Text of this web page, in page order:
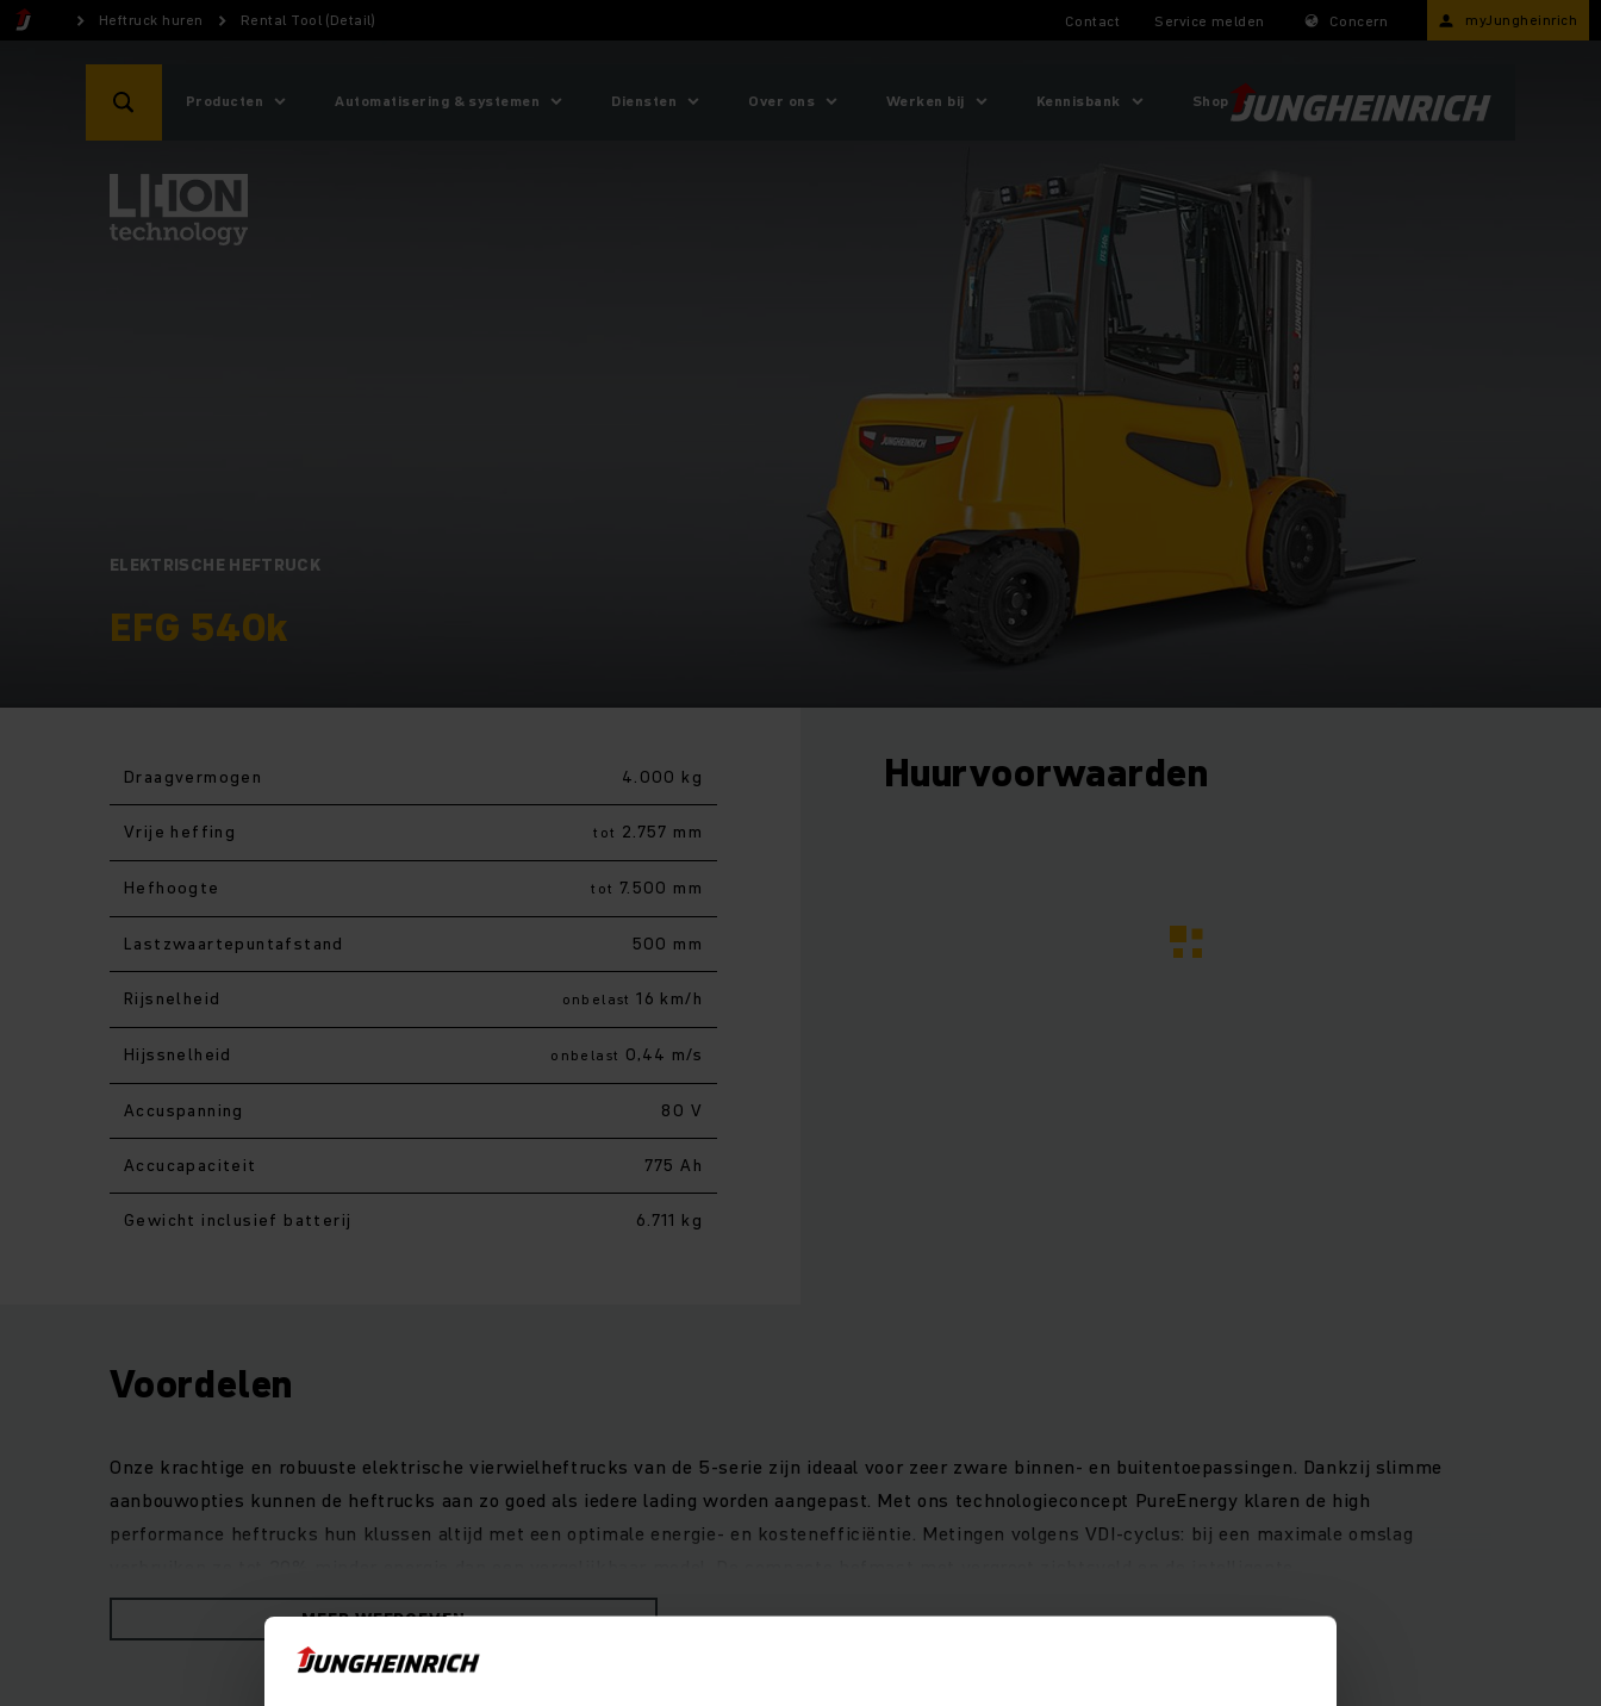
Heftruck huren Rental Tool (Detail) Contact Service melden Concern myJungheinrich
Producten Automatisering & systemen Diensten Over ons Werken bij Kennisbank Shop
ELEKTRISCHE HEFTRUCK
EFG 540k
Draagvermogen 4.000 kg
Vrije heffing tot 2.757 mm
Hefhoogte tot 7.500 mm
Lastzwaartepuntafstand 500 mm
Rijsnelheid onbelast 16 km/h
Hijssnelheid onbelast 0,44 m/s
Accuspanning 80 V
Accucapaciteit 775 Ah
Gewicht inclusief batterij 6.711 kg
Huurvoorwaarden
Voordelen
Onze krachtige en robuuste elektrische vierwielheftrucks van de 5-serie zijn ideaal voor zeer zware binnen- en buitentoepassingen. Dankzij slimme
aanbouwopties kunnen de heftrucks aan zo goed als iedere lading worden aangepast. Met ons technologieconcept PureEnergy klaren de high
performance heftrucks hun klussen altijd met een optimale energie- en kostenefficiëntie. Metingen volgens VDI-cyclus: bij een maximale omslag
bedieningselementen, die zich individueel aan ieder bestuurders- en toepassingsprofiel aanpassen, maken het bij iedere rit mogelijk de volle performance
te benutten. Diverse assistentiesystemen en opties staan garant voor veilig en efficiënt werken – ook onder extreme omstandigheden. De ergonomisch
geperfectioneerde EFG’s van de 5-serie zijn ware krachtpatsers voor veeleisende toepassingen.
MEER WEERGEVEN